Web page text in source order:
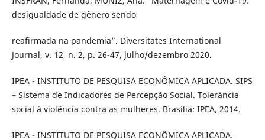
desigualdade de gênero sendo
reafirmada na pandemia”. Diversitates International
Journal, v. 12, n. 2, p. 26-47, julho/dezembro 2020.
IPEA - INSTITUTO DE PESQUISA ECONÔMICA APLICADA. SIPS
– Sistema de Indicadores de Percepção Social. Tolerância
social à violência contra as mulheres. Brasília: IPEA, 2014.
IPEA - INSTITUTO DE PESQUISA ECONÔMICA APLICADA.